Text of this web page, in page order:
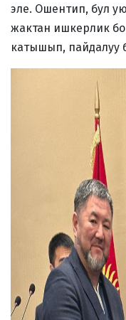
эле. Ошентип, бул
жактан ишкерлик
катышып, пайдалуу